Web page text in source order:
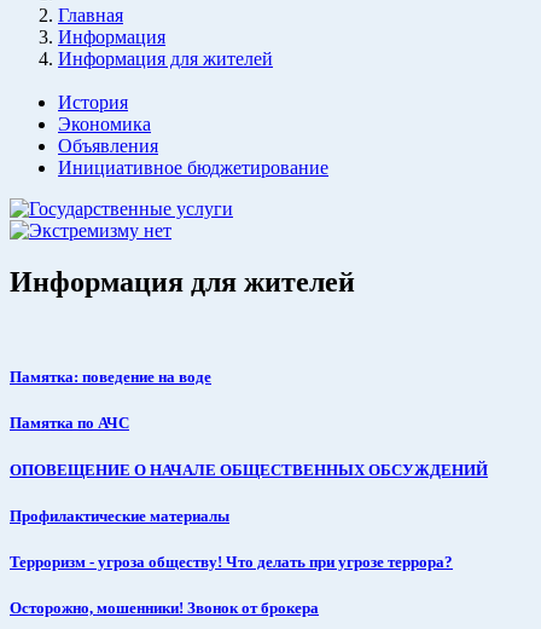
Главная
Информация
Информация для жителей
История
Экономика
Объявления
Инициативное бюджетирование
Информация для жителей
Памятка: поведение на воде
Памятка по АЧС
ОПОВЕЩЕНИЕ О НАЧАЛЕ ОБЩЕСТВЕННЫХ ОБСУЖДЕНИЙ
Профилактические материалы
Терроризм - угроза обществу! Что делать при угрозе террора?
Осторожно, мошенники! Звонок от брокера